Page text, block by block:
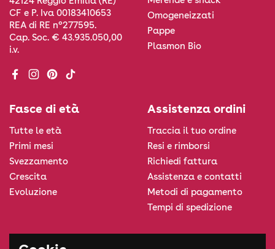
CF e P. Iva 00183410653
REA di RE n°277595.
Cap. Soc. € 43.935.050,00
i.v.
Facebook
Instagram
Pinterest
TikTok
Omogeneizzati
Pappe
Plasmon Bio
Fasce di età
Tutte le età
Primi mesi
Svezzamento
Crescita
Evoluzione
Assistenza ordini
Traccia il tuo ordine
Resi e rimborsi
Richiedi fattura
Assistenza e contatti
Metodi di pagamento
Tempi di spedizione
Informazioni legali